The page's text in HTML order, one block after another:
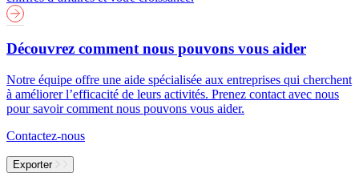
Découvrez comment nous pouvons vous aider
Notre équipe offre une aide spécialisée aux entreprises qui cherchent
à améliorer l’efficacité de leurs activités. Prenez contact avec nous
pour savoir comment nous pouvons vous aider.
Contactez-nous
Exporter